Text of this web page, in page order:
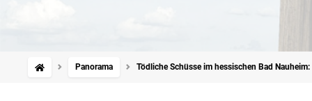
Panorama Tödliche Schüsse im hessischen Bad